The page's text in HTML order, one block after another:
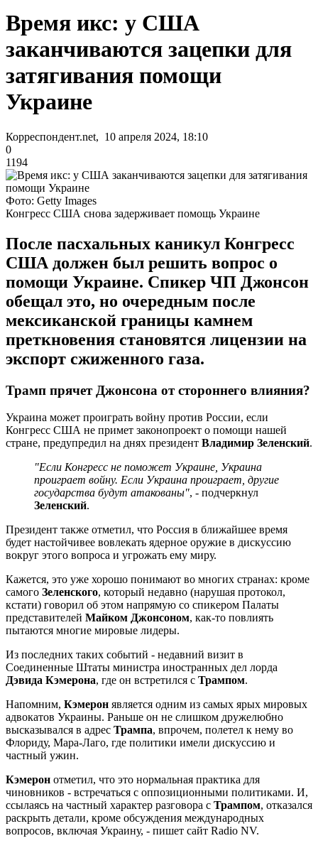
Время икс: у США
заканчиваются зацепки для
затягивания помощи
Украине
Корреспондент.net, 10 апреля 2024, 18:10
0
1194
Фото: Getty Images
Конгресс США снова задерживает помощь Украине
После пасхальных каникул Конгресс
США должен был решить вопрос о
помощи Украине. Спикер ЧП Джонсон
обещал это, но очередным после
мексиканской границы камнем
преткновения становятся лицензии на
экспорт сжиженного газа.
Трамп прячет Джонсона от стороннего влияния?
Украина может проиграть войну против России, если
Конгресс США не примет законопроект о помощи нашей
стране, предупредил на днях президент Владимир Зеленский.
"Если Конгресс не поможет Украине, Украина
проиграет войну. Если Украина проиграет, другие
государства будут атакованы", - подчеркнул
Зеленский.
Президент также отметил, что Россия в ближайшее время
будет настойчивее вовлекать ядерное оружие в дискуссию
вокруг этого вопроса и угрожать ему миру.
Кажется, это уже хорошо понимают во многих странах: кроме
самого Зеленского, который недавно (нарушая протокол,
кстати) говорил об этом напрямую со спикером Палаты
представителей Майком Джонсоном, как-то повлиять
пытаются многие мировые лидеры.
Из последних таких событий - недавний визит в
Соединенные Штаты министра иностранных дел лорда
Дэвида Кэмерона, где он встретился с Трампом.
Напомним, Кэмерон является одним из самых ярых мировых
адвокатов Украины. Раньше он не слишком дружелюбно
высказывался в адрес Трампа, впрочем, полетел к нему во
Флориду, Мара-Лаго, где политики имели дискуссию и
частный ужин.
Кэмерон отметил, что это нормальная практика для
чиновников - встречаться с оппозиционными политиками. И,
ссылаясь на частный характер разговора с Трампом, отказался
раскрыть детали, кроме обсуждения международных
вопросов, включая Украину, - пишет сайт Radio NV.